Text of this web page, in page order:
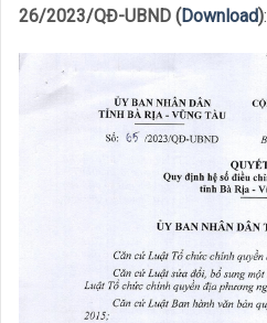
26/2023/QĐ-UBND (Download):